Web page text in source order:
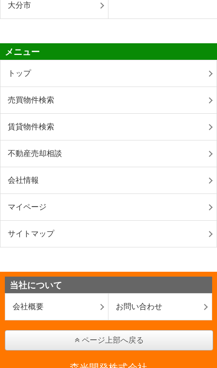
大分市
メニュー
トップ
売買物件検索
賃貸物件検索
不動産売却相談
会社情報
マイページ
サイトマップ
当社について
会社概要 お問い合わせ
ページ上部へ戻る